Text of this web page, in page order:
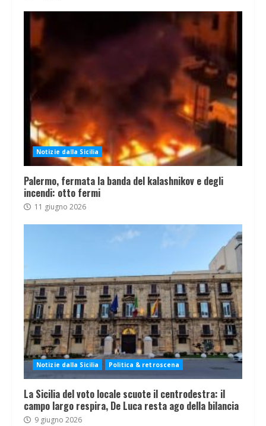
Notizie dalla Sicilia
Palermo, fermata la banda del kalashnikov e degli
incendi: otto fermi
11 giugno 2026
Notizie dalla Sicilia Politica & retroscena
La Sicilia del voto locale scuote il centrodestra: il
campo largo respira, De Luca resta ago della bilancia
9 giugno 2026